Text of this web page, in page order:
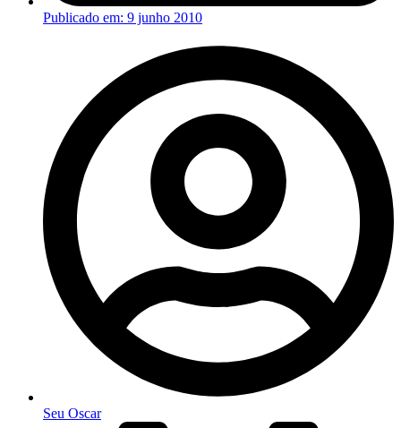
Publicado em: 9 junho 2010
Seu Oscar